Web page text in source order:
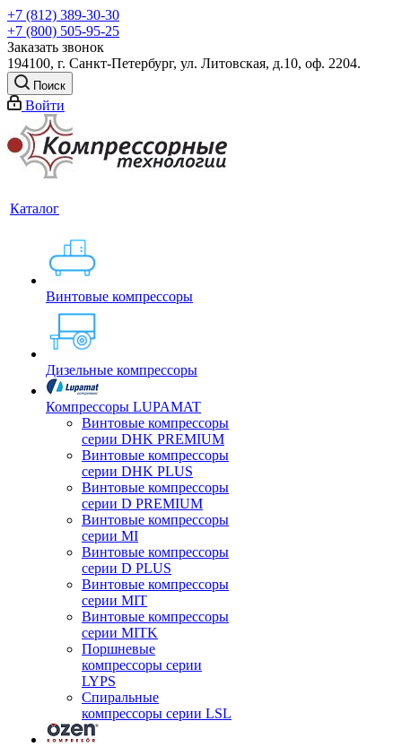
+7 (812) 389-30-30
+7 (800) 505-95-25
Заказать звонок
194100, г. Санкт-Петербург, ул. Литовская, д.10, оф. 2204.
Поиск
Войти
Каталог
Винтовые компрессоры
Дизельные компрессоры
Компрессоры LUPAMAT
Винтовые компрессоры
серии DHK PREMIUM
Винтовые компрессоры
серии DHK PLUS
Винтовые компрессоры
серии D PREMIUM
Винтовые компрессоры
серии MI
Винтовые компрессоры
серии D PLUS
Винтовые компрессоры
серии MIT
Винтовые компрессоры
серии MITK
Поршневые
компрессоры серии
LYPS
Спиральные
компрессоры серии LSL